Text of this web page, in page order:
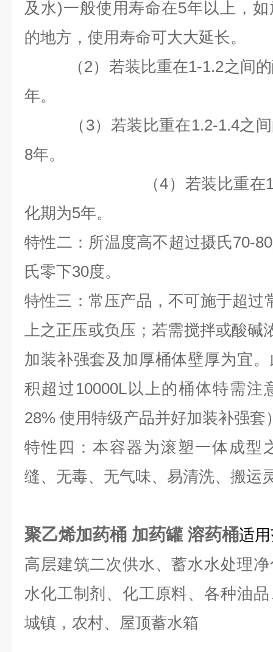
及水)一般使用寿命在5年以上，
的地方，使用寿命可大大延长。
（2）若装比重在1-1.2之间的
年。
（3）若装比重在1.2-1.4之间
8年。
（4）若装比重在1.4以
化期为5年。
特性二：所温度高不超过摄氏70-
氏零下30度。
特性三：常压产品，不可施于超过
上之正压或负压；若需搅拌或酸碱
加装补强套及加厚桶体壁厚为宜
积超过10000L以上的桶体特需注
28% 使用特级产品并好加装补强套
特性四：本容器为滚塑一体成型
缝、无毒、无气味、易清洗、搬运
聚乙烯加药桶 加药罐 溶药桶适
高层建筑二次供水、蓄水水处理
水化工制剂、化工原料、各种油
城镇，农村、屋顶蓄水箱